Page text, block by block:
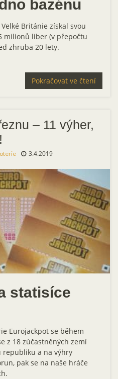
bazénu
Británie získal svou
milionů liber (v přepočtu
zhruba 20 lety.
Pokračovat ve čtení
– 11 výher,
3.4.2019
statisíce
Eurojackpot se během
z 18 zúčastněných zemí
republiku a na výhry
pak se na naše hráče